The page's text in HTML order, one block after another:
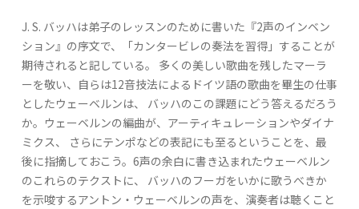
J. S. バッハは弟子のレッスンのために書いた『2声のインベン
ション』の序文で、「カンタービレの奏法を習得」することが
期待されると記している。 多くの美しい歌曲を残したマーラ
ーを敬い、自らは12音技法によるドイツ語の歌曲を畢生の仕事
としたウェーベルンは、 バッハのこの課題にどう答えるだろう
か。ウェーベルンの編曲が、アーティキュレーションやダイナ
ミクス、 さらにテンポなどの表記にも至るということを、最
後に指摘しておこう。6声の余白に書き込まれたウェーベルン
のこれらのテクストに、 バッハのフーガをいかに歌うべきか
を示唆するアントン・ウェーベルンの声を、演奏者は聴くこと